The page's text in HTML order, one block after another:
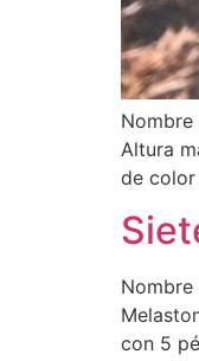
Nombre
Altura
de
Nombre
con 5